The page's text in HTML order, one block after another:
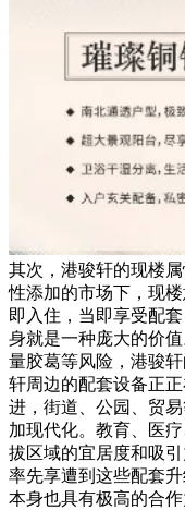
其次，港骏轩的现楼
性添加的市场下，现
即入住，当即享受配
身就是一种庞大的价
量胶葛等风险，港骏
轩周边的配套设备正
进，街道、公园、贸
加现代化。教育、医
拔区域的宜居度和吸
率先享遭到这些配套
本身也具有极高的合